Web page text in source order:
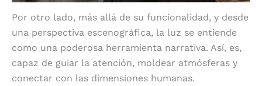
Por otro lado, más allá de su funcionalidad, y desde
una perspectiva escenográfica, la luz se entiende
como una poderosa herramienta narrativa. Así, es,
capaz de guiar la atención, moldear atmósferas y
conectar con las dimensiones humanas.